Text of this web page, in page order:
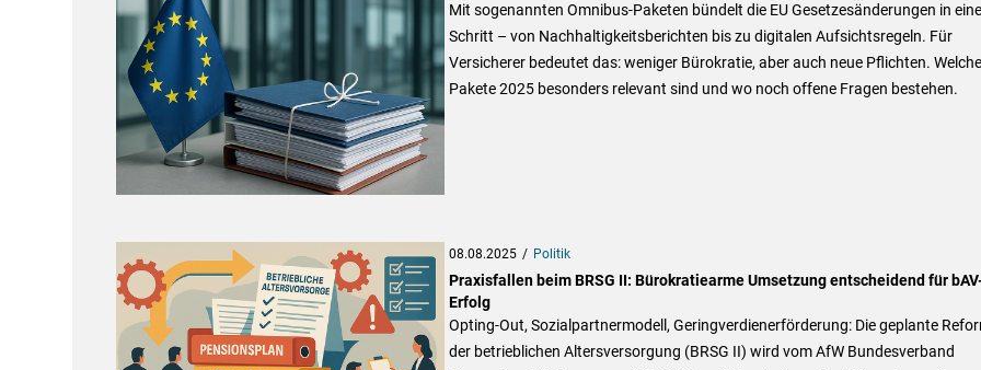
Mit sogenannten Omnibus-Paketen bündelt die EU Gesetzesänderungen in
Schritt – von Nachhaltigkeitsberichten bis zu digitalen Aufsichtsregeln. Für
Versicherer bedeutet das: weniger Bürokratie, aber auch neue Pflichten. Welche
Pakete 2025 besonders relevant sind und wo noch offene Fragen bestehen.
08.08.2025 Politik
Praxisfallen beim BRSG II: Bürokratiearme Umsetzung entscheidend für
Erfolg
Opting-Out, Sozialpartnermodell, Geringverdienerförderung: Die geplante
der betrieblichen Altersversorgung (BRSG II) wird vom AfW Bundesverband